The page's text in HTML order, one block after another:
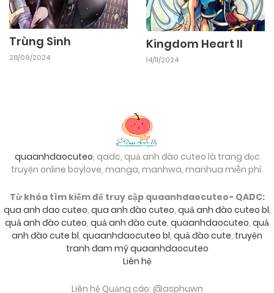
Trùng Sinh
28/09/2024
Kingdom Heart II
14/11/2024
quaanhdaocuteo, qadc, quả anh đào cuteo là trang đọc
truyện online boylove, manga, manhwa, manhua miễn phí.
Từ khóa tìm kiếm để truy cập quaanhdaocuteo- QADC:
qua anh dao cuteo, qua anh đào cuteo, quả anh đào cuteo bl,
quả anh đào cuteo, quả anh đào cute, quaanhdaocuteo, quả
anh đào cute bl, quaanhdaocuteo bl, quả đào cute, truyện
tranh đam mỹ quaanhdaocuteo
Liên hệ
Liên hệ Quảng cáo: @asphuwn